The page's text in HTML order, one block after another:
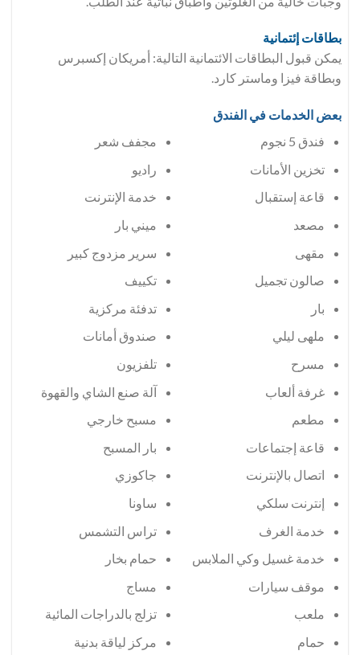
بطاقات إئتمانية
يمكن قبول البطاقات الائتمانية التالية: أمريكان إكسبرس
وبطاقة فيزا وماستر كارد.
بعض الخدمات في الفندق
فندق 5 نجوم
تخزين الأمانات
قاعة إستقبال
مصعد
مقهى
صالون تجميل
بار
ملهى ليلي
مسرح
غرفة ألعاب
مطعم
قاعة إجتماعات
اتصال بالإنترنت
إنترنت سلكي
خدمة الغرف
خدمة غسيل وكي الملابس
موقف سيارات
ملعب
حمام
مجفف شعر
راديو
خدمة الإنترنت
ميني بار
سرير مزدوج كبير
تكييف
تدفئة مركزية
صندوق أمانات
تلفزيون
آلة صنع الشاي والقهوة
مسبح خارجي
بار المسبح
جاكوزي
ساونا
تراس التشمس
حمام بخار
مساج
تزلج بالدراجات المائية
مركز لياقة بدنية